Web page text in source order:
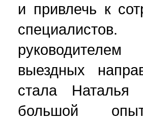
и привлечь к
выездных
стала Наталья
большой